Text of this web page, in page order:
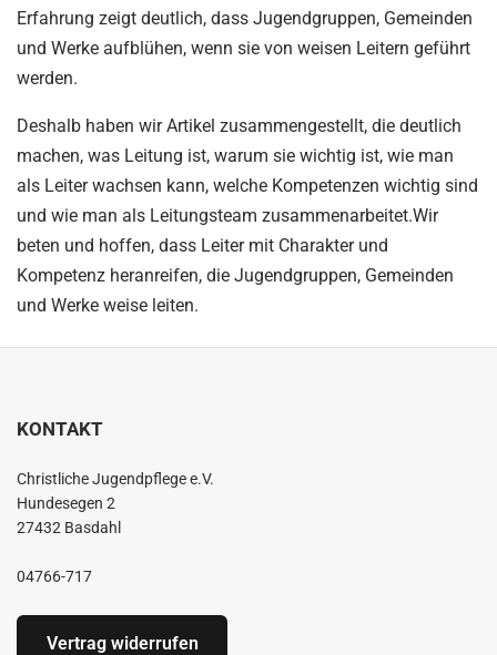
Erfahrung zeigt deutlich, dass Jugendgruppen, Gemeinden
und Werke aufblühen, wenn sie von weisen Leitern geführt
werden.
Deshalb haben wir Artikel zusammengestellt, die deutlich
machen, was Leitung ist, warum sie wichtig ist, wie man
als Leiter wachsen kann, welche Kompetenzen wichtig sind
und wie man als Leitungsteam zusammenarbeitet.Wir
beten und hoffen, dass Leiter mit Charakter und
Kompetenz heranreifen, die Jugendgruppen, Gemeinden
und Werke weise leiten.
KONTAKT
Christliche Jugendpflege e.V.
Hundesegen 2
27432 Basdahl
04766-717
Vertrag widerrufen